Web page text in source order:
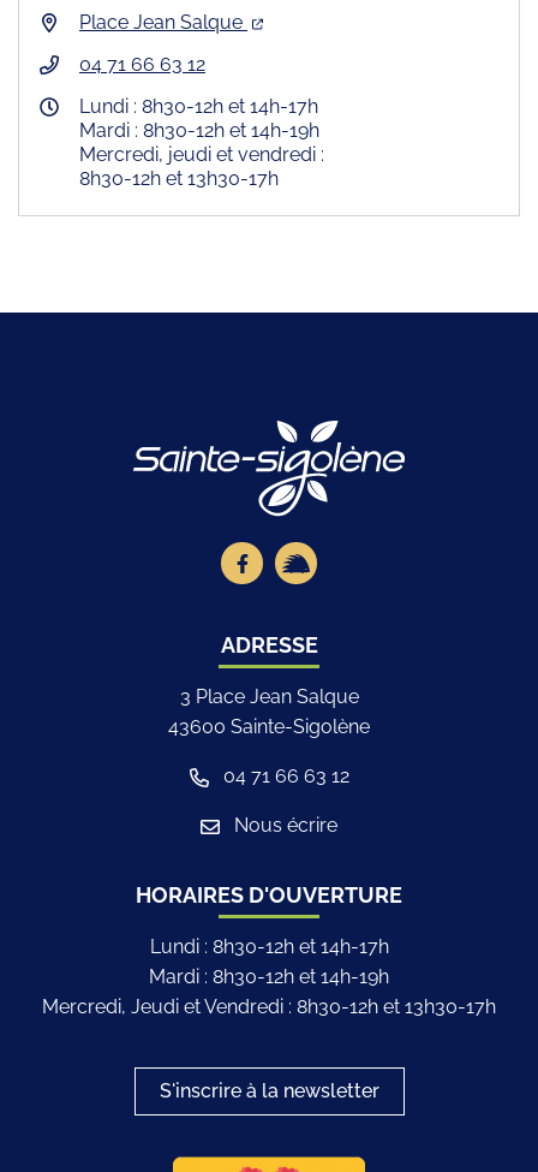
Place Jean Salque
04 71 66 63 12
Lundi : 8h30-12h et 14h-17h
Mardi : 8h30-12h et 14h-19h
Mercredi, jeudi et vendredi :
8h30-12h et 13h30-17h
Lien vers le compte Facebook
Lien vers la page illiwap
ADRESSE
3 Place Jean Salque
43600 Sainte-Sigolène
04 71 66 63 12
Nous écrire
HORAIRES D'OUVERTURE
Lundi : 8h30-12h et 14h-17h
Mardi : 8h30-12h et 14h-19h
Mercredi, Jeudi et Vendredi : 8h30-12h et 13h30-17h
S'inscrire à la newsletter